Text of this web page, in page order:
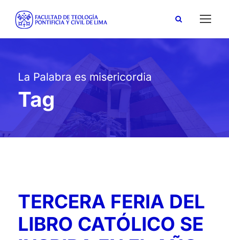
La Palabra es misericordia
Tag
TERCERA FERIA DEL
LIBRO CATÓLICO SE